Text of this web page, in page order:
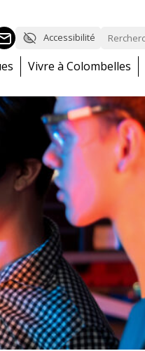
Accessibilité
Vivre à Colombelles